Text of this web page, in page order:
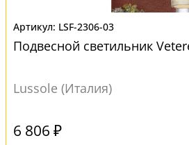
LSF-2306-03
Подвесной светильник
Lussole (Италия)
6 806 ₽